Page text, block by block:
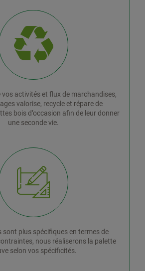
vos activités et flux de marchandises,
valorise, recycle et répare de
bois d’occasion afin de leur donner
une seconde vie.
sont plus spécifiques en termes de
nous réaliserons la palette
selon vos spécificités.